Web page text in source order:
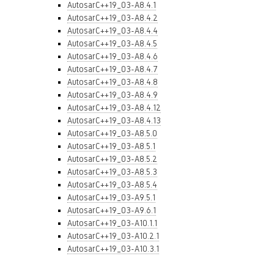
AutosarC++19_03-A8.4.1
AutosarC++19_03-A8.4.2
AutosarC++19_03-A8.4.4
AutosarC++19_03-A8.4.5
AutosarC++19_03-A8.4.6
AutosarC++19_03-A8.4.7
AutosarC++19_03-A8.4.8
AutosarC++19_03-A8.4.9
AutosarC++19_03-A8.4.12
AutosarC++19_03-A8.4.13
AutosarC++19_03-A8.5.0
AutosarC++19_03-A8.5.1
AutosarC++19_03-A8.5.2
AutosarC++19_03-A8.5.3
AutosarC++19_03-A8.5.4
AutosarC++19_03-A9.5.1
AutosarC++19_03-A9.6.1
AutosarC++19_03-A10.1.1
AutosarC++19_03-A10.2.1
AutosarC++19_03-A10.3.1